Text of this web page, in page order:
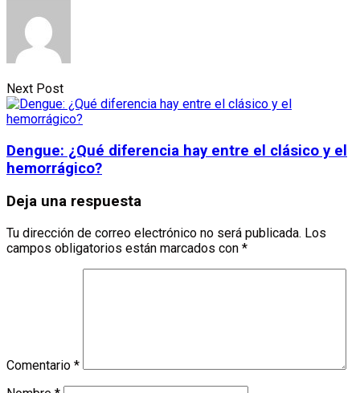
Next Post
Dengue: ¿Qué diferencia hay entre el clásico y el
hemorrágico?
Deja una respuesta
Tu dirección de correo electrónico no será publicada. Los
campos obligatorios están marcados con *
Comentario *